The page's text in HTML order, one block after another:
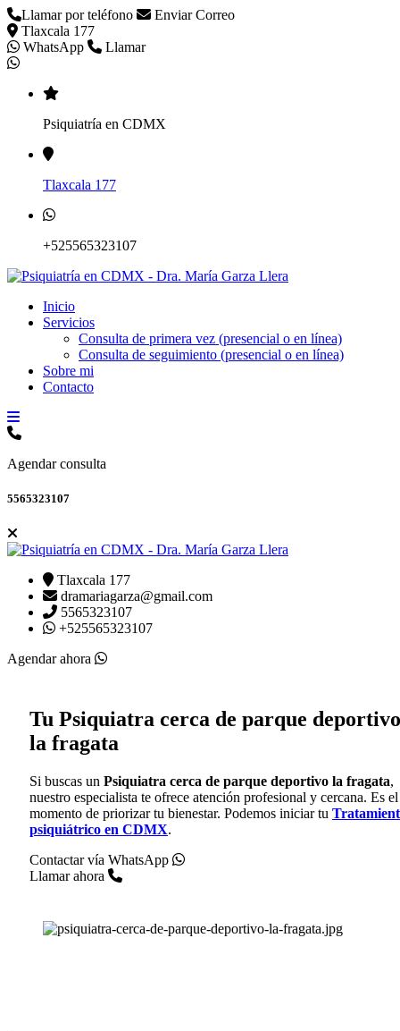
Llamar por teléfono
Enviar Correo
Tlaxcala 177
WhatsApp
Llamar
Psiquiatría en CDMX
Tlaxcala 177
+525565323107
Inicio
Servicios
Consulta de primera vez (presencial o en línea)
Consulta de seguimiento (presencial o en línea)
Sobre mi
Contacto
Agendar consulta
5565323107
Tlaxcala 177
dramariagarza@gmail.com
5565323107
+525565323107
Agendar ahora
Tu Psiquiatra cerca de parque deportivo
la fragata
Si buscas un Psiquiatra cerca de parque deportivo la fragata,
nuestro especialista te ofrece atención profesional y cercana. Es el
momento de priorizar tu bienestar. Podemos iniciar tu
psiquiátrico en CDMX.
Contactar vía WhatsApp
Llamar ahora